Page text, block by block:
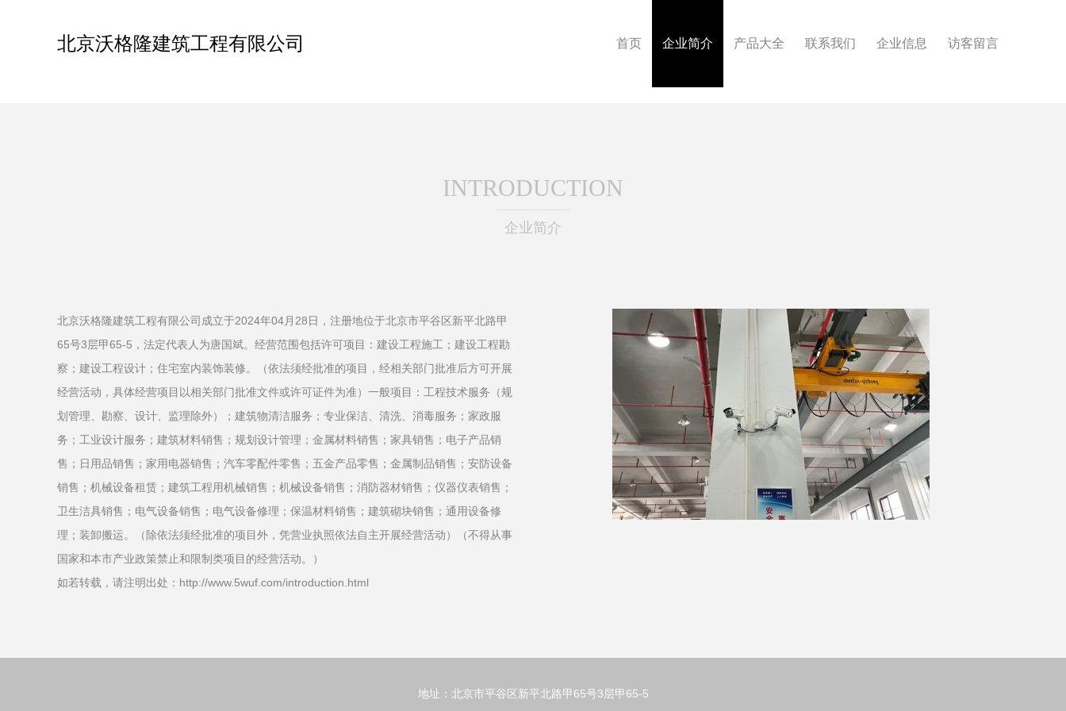
北京沃格隆建筑工程有限公司 首页 企业简介 产品大全 联系我们 企业信息 访客留言
INTRODUCTION
企业简介
北京沃格隆建筑工程有限公司成立于2024年04月28日，注册地位于北京市平谷区新平北路甲
65号3层甲65-5，法定代表人为唐国斌。经营范围包括许可项目：建设工程施工；建设工程勘
察；建设工程设计；住宅室内装饰装修。（依法须经批准的项目，经相关部门批准后方可开展
经营活动，具体经营项目以相关部门批准文件或许可证件为准）一般项目：工程技术服务（规
划管理、勘察、设计、监理除外）；建筑物清洁服务；专业保洁、清洗、消毒服务；家政服
务；工业设计服务；建筑材料销售；规划设计管理；金属材料销售；家具销售；电子产品销
售；日用品销售；家用电器销售；汽车零配件零售；五金产品零售；金属制品销售；安防设备
销售；机械设备租赁；建筑工程用机械销售；机械设备销售；消防器材销售；仪器仪表销售；
卫生洁具销售；电气设备销售；电气设备修理；保温材料销售；建筑砌块销售；通用设备修
理；装卸搬运。（除依法须经批准的项目外，凭营业执照依法自主开展经营活动）（不得从事
国家和本市产业政策禁止和限制类项目的经营活动。）
如若转载，请注明出处：http://www.5wuf.com/introduction.html
地址：北京市平谷区新平北路甲65号3层甲65-5